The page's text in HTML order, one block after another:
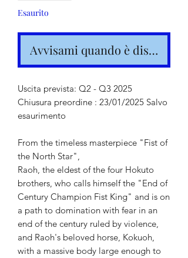
Esaurito
Avvisami quando è disponibile
Uscita prevista: Q2 - Q3 2025
Chiusura preordine : 23/01/2025 Salvo
esaurimento
From the timeless masterpiece "Fist of
the North Star",
Raoh, the eldest of the four Hokuto
brothers, who calls himself the "End of
Century Champion Fist King" and is on
a path to domination with fear in an
end of the century ruled by violence,
and Raoh's beloved horse, Kokuoh,
with a massive body large enough to